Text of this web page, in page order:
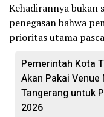
Kehadirannya bukan
penegasan bahwa
prioritas utama
Pemerintah Kota
Akan Pakai
Tangerang untuk
2026